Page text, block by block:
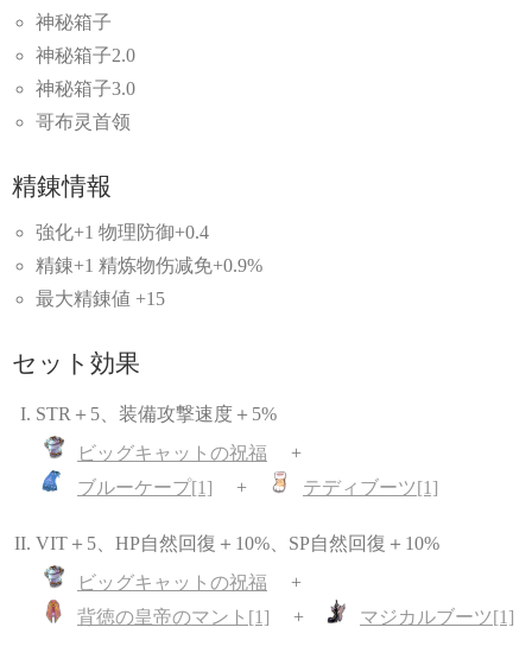
神秘箱子
神秘箱子2.0
神秘箱子3.0
哥布灵首领
精錬情報
強化+1 物理防御+0.4
精錬+1 精炼物伤减免+0.9%
最大精錬値 +15
セット効果
STR＋5、装備攻撃速度＋5%
ビッグキャットの祝福
ブルーケープ[1]
テディブーツ[1]
VIT＋5、HP自然回復＋10%、SP自然回復＋10%
ビッグキャットの祝福
背徳の皇帝のマント[1]
マジカルブーツ[1]